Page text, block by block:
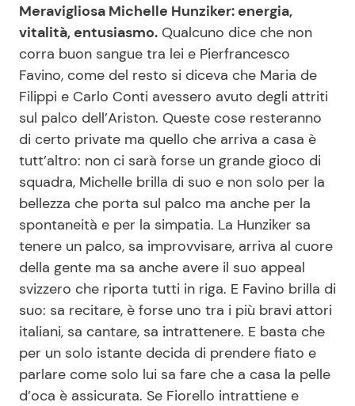
Festività Ricette per Bambini
Seguici
Info
Disclaimer e Privacy
Redazione
Pubblicità
Privacy Policy
Meravigliosa Michelle Hunziker: energia,
vitalità, entusiasmo. Qualcuno dice che non
corra buon sangue tra lei e Pierfrancesco
Favino, come del resto si diceva che Maria de
Filippi e Carlo Conti avessero avuto degli attriti
sul palco dell’Ariston. Queste cose resteranno
di certo private ma quello che arriva a casa è
tutt’altro: non ci sarà forse un grande gioco di
squadra, Michelle brilla di suo e non solo per la
bellezza che porta sul palco ma anche per la
spontaneità e per la simpatia. La Hunziker sa
tenere un palco, sa improvvisare, arriva al cuore
della gente ma sa anche avere il suo appeal
svizzero che riporta tutti in riga. E Favino brilla di
suo: sa recitare, è forse uno tra i più bravi attori
italiani, sa cantare, sa intrattenere. E basta che
per un solo istante decida di prendere fiato e
parlare come solo lui sa fare che a casa la pelle
d’oca è assicurata. Se Fiorello intrattiene e